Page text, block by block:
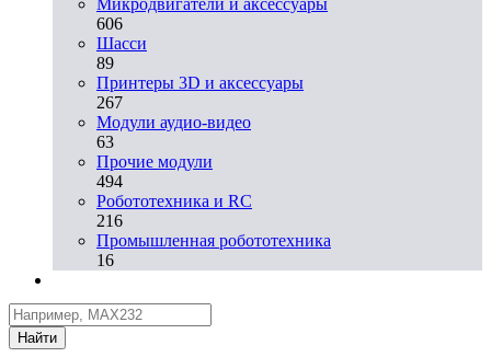
606
Шасси
89
Принтеры 3D и аксессуары
267
Модули аудио-видео
63
Прочие модули
494
Робототехника и RC
216
Промышленная робототехника
16
Найти